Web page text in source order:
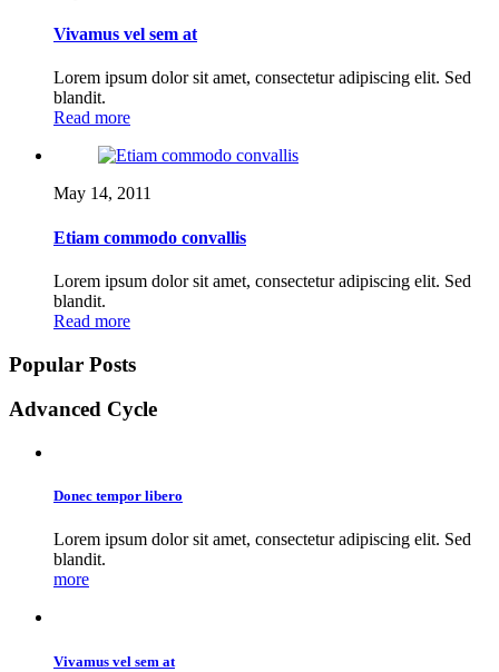
Vivamus vel sem at
Lorem ipsum dolor sit amet, consectetur adipiscing elit. Sed
blandit.
Read more
May 14, 2011
Etiam commodo convallis
Lorem ipsum dolor sit amet, consectetur adipiscing elit. Sed
blandit.
Read more
Popular Posts
Advanced Cycle
Donec tempor libero
Lorem ipsum dolor sit amet, consectetur adipiscing elit. Sed
blandit.
more
Vivamus vel sem at